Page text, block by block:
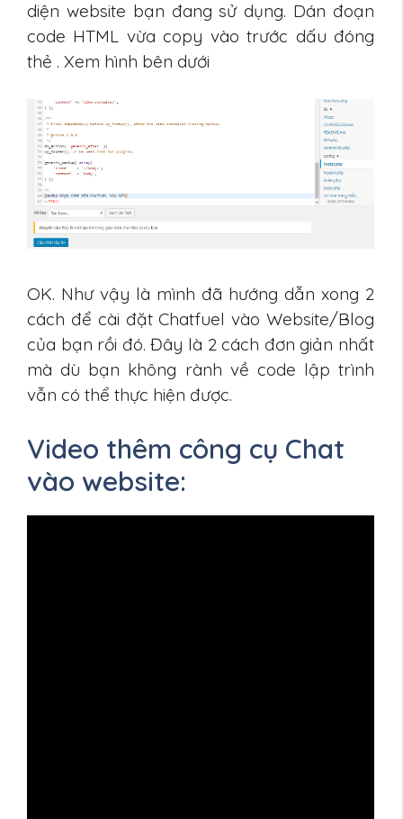
diện website bạn đang sử dụng. Dán đoạn
code HTML vừa copy vào trước dấu đóng
thẻ . Xem hình bên dưới
OK. Như vậy là mình đã hướng dẫn xong 2
cách để cài đặt Chatfuel vào Website/Blog
của bạn rồi đó. Đây là 2 cách đơn giản nhất
mà dù bạn không rành về code lập trình
vẫn có thể thực hiện được.
Video thêm công cụ Chat
vào website: